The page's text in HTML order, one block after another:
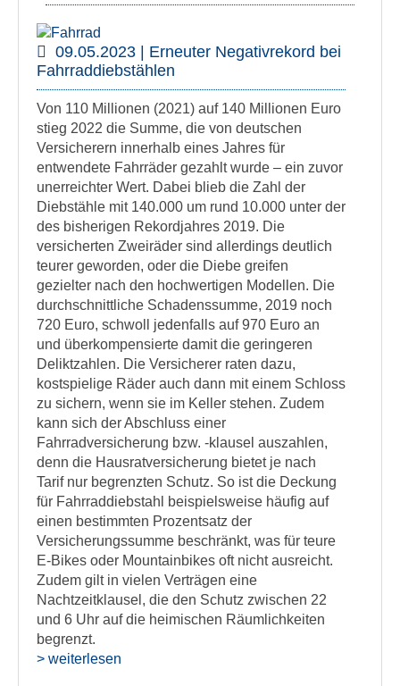
09.05.2023 | Erneuter Negativrekord bei
Fahrraddiebstählen
Von 110 Millionen (2021) auf 140 Millionen Euro
stieg 2022 die Summe, die von deutschen
Versicherern innerhalb eines Jahres für
entwendete Fahrräder gezahlt wurde – ein zuvor
unerreichter Wert. Dabei blieb die Zahl der
Diebstähle mit 140.000 um rund 10.000 unter der
des bisherigen Rekordjahres 2019. Die
versicherten Zweiräder sind allerdings deutlich
teurer geworden, oder die Diebe greifen
gezielter nach den hochwertigen Modellen. Die
durchschnittliche Schadenssumme, 2019 noch
720 Euro, schwoll jedenfalls auf 970 Euro an
und überkompensierte damit die geringeren
Deliktzahlen. Die Versicherer raten dazu,
kostspielige Räder auch dann mit einem Schloss
zu sichern, wenn sie im Keller stehen. Zudem
kann sich der Abschluss einer
Fahrradversicherung bzw. -klausel auszahlen,
denn die Hausratversicherung bietet je nach
Tarif nur begrenzten Schutz. So ist die Deckung
für Fahrraddiebstahl beispielsweise häufig auf
einen bestimmten Prozentsatz der
Versicherungssumme beschränkt, was für teure
E-Bikes oder Mountainbikes oft nicht ausreicht.
Zudem gilt in vielen Verträgen eine
Nachtzeitklausel, die den Schutz zwischen 22
und 6 Uhr auf die heimischen Räumlichkeiten
begrenzt.
> weiterlesen